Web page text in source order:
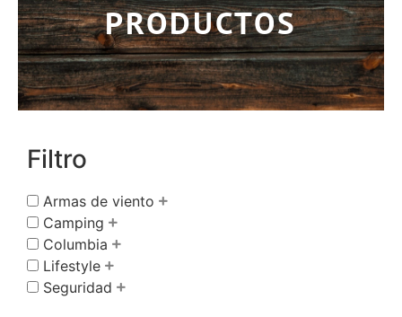
PRODUCTOS
Filtro
Armas de viento
Camping
Columbia
Lifestyle
Seguridad